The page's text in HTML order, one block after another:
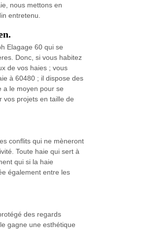
nous mettons en
entretenu.
Elagage 60 qui se
Donc, si vous habitez
de vos haies ; vous
à 60480 ; il dispose des
a le moyen pour se
vos projets en taille de
conflits qui ne mèneront
Toute haie qui sert à
qui si la haie
également entre les
des regards
gagne une esthétique